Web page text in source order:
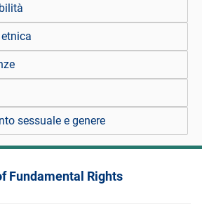
sessuale e genere
Fundamental Rights